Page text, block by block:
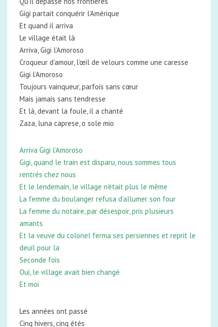
Gigi partait conquérir l’Amérique
Et quand il arriva
Le village était là
Arriva, Gigi l’Amoroso
Croqueur d’amour, l’œil de velours comme une caresse
Gigi l’Amoroso
Toujours vainqueur, parfois sans cœur
Mais jamais sans tendresse
Et là, devant la foule, il a chanté
Zaza, luna caprese, o sole mio
Arriva Gigi l’Amoroso
Gigi, quand le train est disparu, nous sommes tous
rentrés chez nous
Et le lendemain, le village n’était plus le même
La femme du boulanger refusa d’allumer son four
La femme du notaire, par désespoir, pris plusieurs
amants
Et la veuve du colonel ferma ses persiennes et reprit le
deuil pour la
Seconde fois
Oui, le village avait bien changé
Et moi
Les années ont passé
Cinq hivers, cinq étés